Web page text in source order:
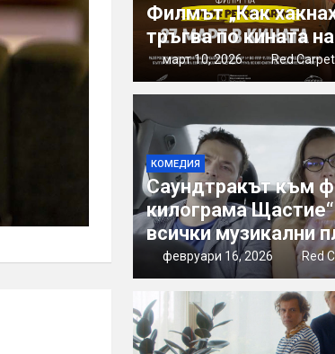
Филмът „Как
тръгва по кината
март 10, 2026 Red Carpet
КОМЕДИЯ
Саундтракът към
килограма
всички музикални
февруари 16, 2026 Red